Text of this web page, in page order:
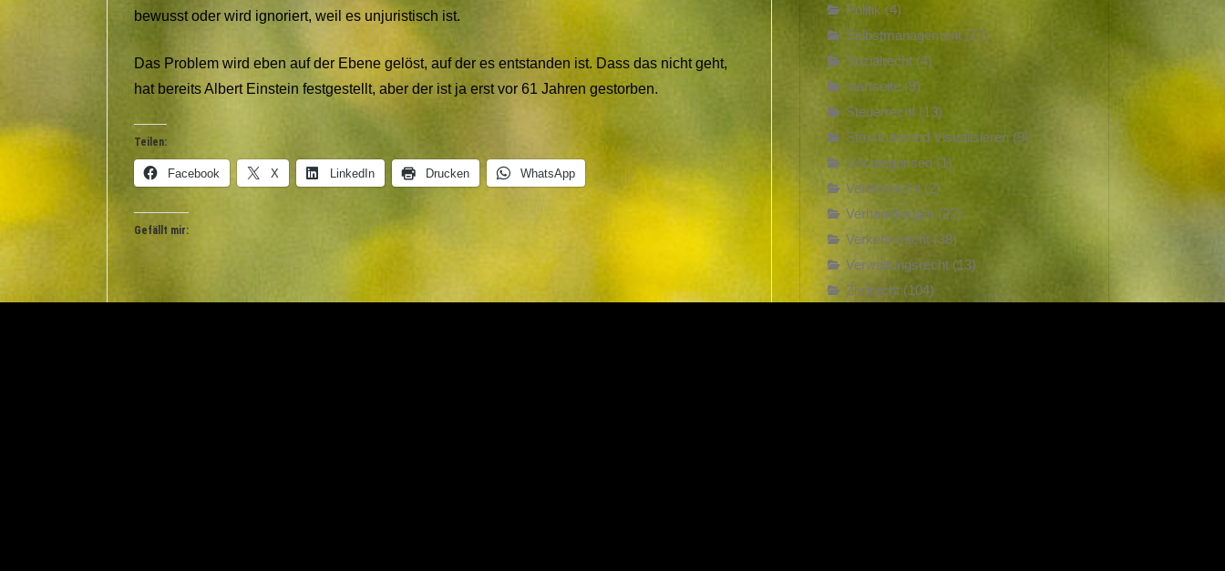
bewusst oder wird ignoriert, weil es unjuristisch ist.
Das Problem wird eben auf der Ebene gelöst, auf der es entstanden ist. Dass das nicht geht,
hat bereits Albert Einstein festgestellt, aber der ist ja erst vor 61 Jahren gestorben.
Teilen:
Facebook X LinkedIn Drucken WhatsApp
Gefällt mir:
Politik (4)
Selbstmanagement (17)
Sozialrecht (4)
startseite (9)
Steuerrecht (13)
Strukturierend Visualisieren (9)
Uncategorised (1)
Vereinsrecht (2)
Verhandlungen (22)
Verkehrsrecht (38)
Verwaltungsrecht (13)
Zivilrecht (104)